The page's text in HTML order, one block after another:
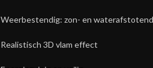
Weerbestendig: zon- en waterafstotend
Realistisch 3D vlam effect